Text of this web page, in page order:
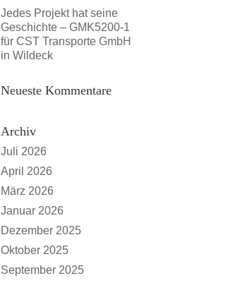
Jedes Projekt hat seine
Geschichte – GMK5200-1
für CST Transporte GmbH
in Wildeck
Neueste Kommentare
Archiv
Juli 2026
April 2026
März 2026
Januar 2026
Dezember 2025
Oktober 2025
September 2025